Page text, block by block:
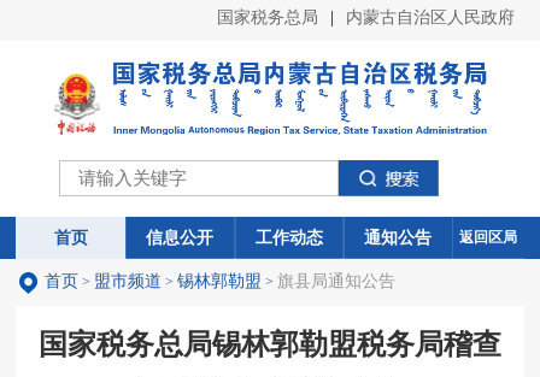
国家税务总局 内蒙古自治区人民政府
首页 信息公开 工作动态 通知公告
首页 信息公开 工作动态 通知公告 返回区局
首页 > 盟市频道 > 锡林郭勒盟 > 旗县局通知公告
国家税务总局锡林郭勒盟税务局稽查